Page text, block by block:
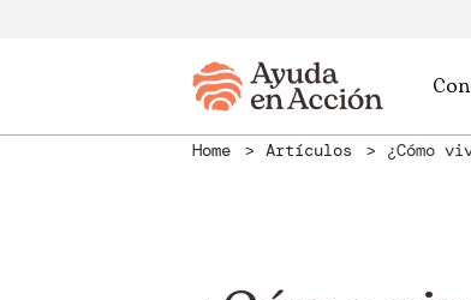
Home Artículos ¿Cómo